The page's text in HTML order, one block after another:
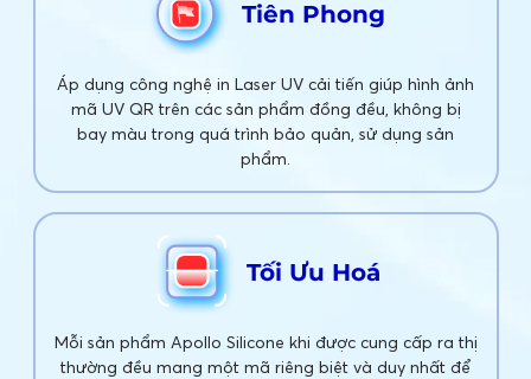
Tiên Phong
Áp dụng công nghệ in Laser UV cải tiến giúp hình ảnh
mã UV QR trên các sản phẩm đồng đều, không bị
bay màu trong quá trình bảo quản, sử dụng sản
phẩm.
Tối Ưu Hoá
Mỗi sản phẩm Apollo Silicone khi được cung cấp ra thị
thường đều mang một mã riêng biệt và duy nhất để